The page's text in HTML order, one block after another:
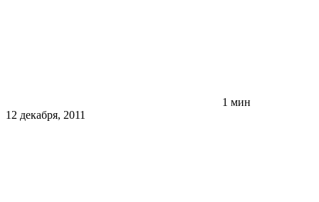
1 мин
12 декабря, 2011